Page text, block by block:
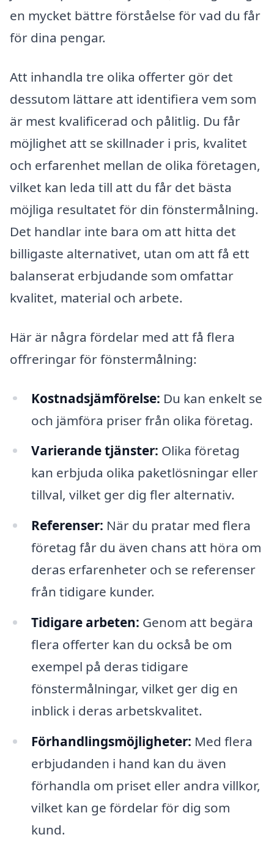
en mycket bättre förståelse för vad du får
för dina pengar.
Att inhandla tre olika offerter gör det
dessutom lättare att identifiera vem som
är mest kvalificerad och pålitlig. Du får
möjlighet att se skillnader i pris, kvalitet
och erfarenhet mellan de olika företagen,
vilket kan leda till att du får det bästa
möjliga resultatet för din fönstermålning.
Det handlar inte bara om att hitta det
billigaste alternativet, utan om att få ett
balanserat erbjudande som omfattar
kvalitet, material och arbete.
Här är några fördelar med att få flera
offreringar för fönstermålning:
Kostnadsjämförelse: Du kan enkelt se
och jämföra priser från olika företag.
Varierande tjänster: Olika företag
kan erbjuda olika paketlösningar eller
tillval, vilket ger dig fler alternativ.
Referenser: När du pratar med flera
företag får du även chans att höra om
deras erfarenheter och se referenser
från tidigare kunder.
Tidigare arbeten: Genom att begära
flera offerter kan du också be om
exempel på deras tidigare
fönstermålningar, vilket ger dig en
inblick i deras arbetskvalitet.
Förhandlingsmöjligheter: Med flera
erbjudanden i hand kan du även
förhandla om priset eller andra villkor,
vilket kan ge fördelar för dig som
kund.